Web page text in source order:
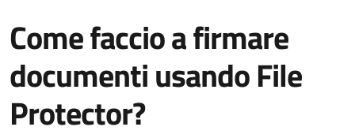
Come faccio a firmare
documenti usando File
Protector?